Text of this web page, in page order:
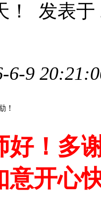
！ 发表于
6-9
！
好！多
意开心